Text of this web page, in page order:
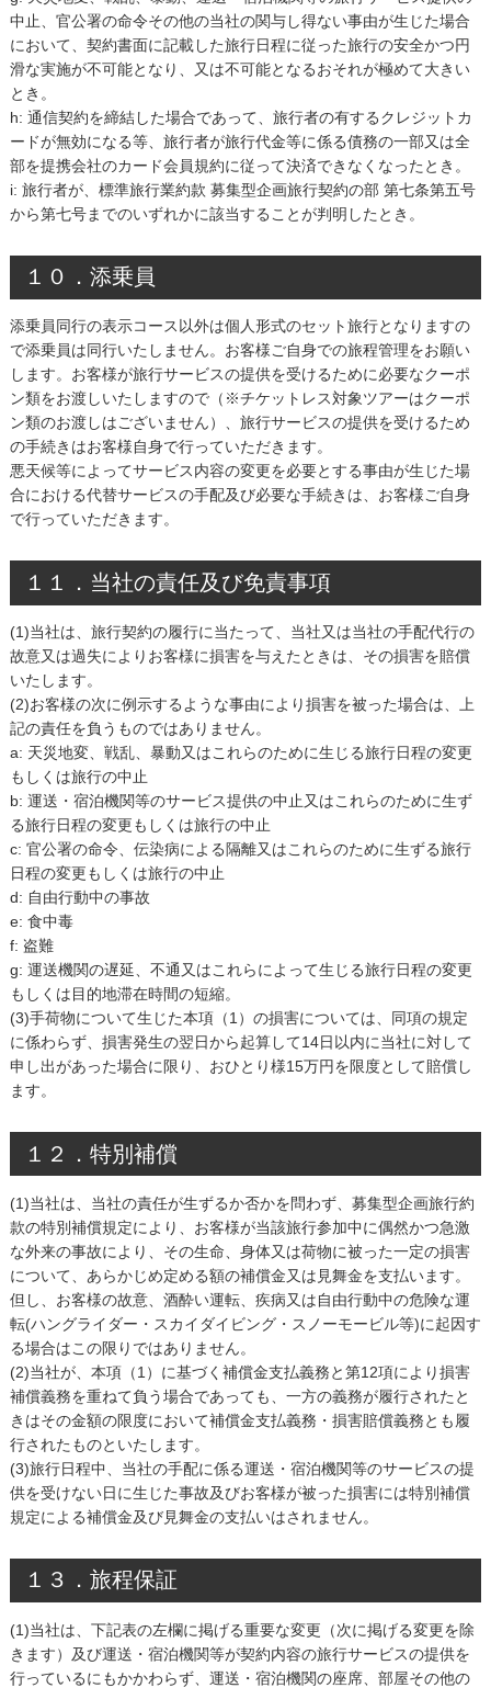
中止、官公署の命令その他の当社の関与し得ない事由が生じた場合
において、契約書面に記載した旅行日程に従った旅行の安全かつ円
滑な実施が不可能となり、又は不可能となるおそれが極めて大きい
とき。
h: 通信契約を締結した場合であって、旅行者の有するクレジットカ
ードが無効になる等、旅行者が旅行代金等に係る債務の一部又は全
部を提携会社のカード会員規約に従って決済できなくなったとき。
i: 旅行者が、標準旅行業約款 募集型企画旅行契約の部 第七条第五号
から第七号までのいずれかに該当することが判明したとき。
１０．添乗員
添乗員同行の表示コース以外は個人形式のセット旅行となりますの
で添乗員は同行いたしません。お客様ご自身での旅程管理をお願い
します。お客様が旅行サービスの提供を受けるために必要なクーポ
ン類をお渡しいたしますので（※チケットレス対象ツアーはクーポ
ン類のお渡しはございません）、旅行サービスの提供を受けるため
の手続きはお客様自身で行っていただきます。
悪天候等によってサービス内容の変更を必要とする事由が生じた場
合における代替サービスの手配及び必要な手続きは、お客様ご自身
で行っていただきます。
１１．当社の責任及び免責事項
(1)当社は、旅行契約の履行に当たって、当社又は当社の手配代行の
故意又は過失によりお客様に損害を与えたときは、その損害を賠償
いたします。
(2)お客様の次に例示するような事由により損害を被った場合は、上
記の責任を負うものではありません。
a: 天災地変、戦乱、暴動又はこれらのために生じる旅行日程の変更
もしくは旅行の中止
b: 運送・宿泊機関等のサービス提供の中止又はこれらのために生ず
る旅行日程の変更もしくは旅行の中止
c: 官公署の命令、伝染病による隔離又はこれらのために生ずる旅行
日程の変更もしくは旅行の中止
d: 自由行動中の事故
e: 食中毒
f: 盗難
g: 運送機関の遅延、不通又はこれらによって生じる旅行日程の変更
もしくは目的地滞在時間の短縮。
(3)手荷物について生じた本項（1）の損害については、同項の規定
に係わらず、損害発生の翌日から起算して14日以内に当社に対して
申し出があった場合に限り、おひとり様15万円を限度として賠償し
ます。
１２．特別補償
(1)当社は、当社の責任が生ずるか否かを問わず、募集型企画旅行約
款の特別補償規定により、お客様が当該旅行参加中に偶然かつ急激
な外来の事故により、その生命、身体又は荷物に被った一定の損害
について、あらかじめ定める額の補償金又は見舞金を支払います。
但し、お客様の故意、酒酔い運転、疾病又は自由行動中の危険な運
転(ハングライダー・スカイダイビング・スノーモービル等)に起因す
る場合はこの限りではありません。
(2)当社が、本項（1）に基づく補償金支払義務と第12項により損害
補償義務を重ねて負う場合であっても、一方の義務が履行されたと
きはその金額の限度において補償金支払義務・損害賠償義務とも履
行されたものといたします。
(3)旅行日程中、当社の手配に係る運送・宿泊機関等のサービスの提
供を受けない日に生じた事故及びお客様が被った損害には特別補償
規定による補償金及び見舞金の支払いはされません。
１３．旅程保証
(1)当社は、下記表の左欄に掲げる重要な変更（次に掲げる変更を除
きます）及び運送・宿泊機関等が契約内容の旅行サービスの提供を
行っているにもかかわらず、運送・宿泊機関の座席、部屋その他の